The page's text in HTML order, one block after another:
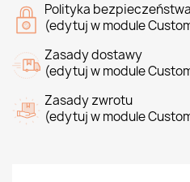
Polityka bezpieczeństwa
(edytuj w module
Zasady dostawy
(edytuj w module
Zasady zwrotu
(edytuj w module